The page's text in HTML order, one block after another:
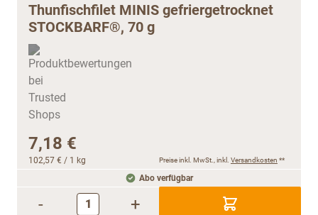
Thunfischfilet MINIS gefriergetrocknet
STOCKBARF®, 70 g
7,18 €
102,57 € / 1 kg Preise inkl. MwSt., inkl. Versandkosten **
Abo verfügbar
- +